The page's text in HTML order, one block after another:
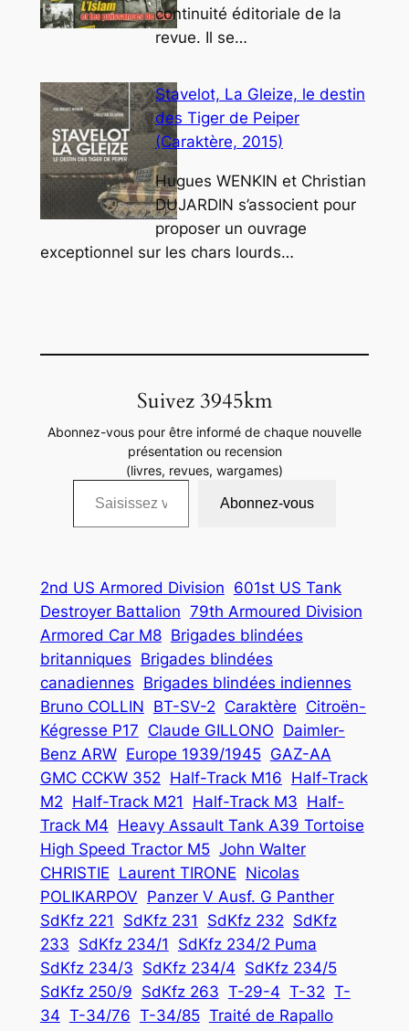
continuité éditoriale de la
revue. Il se…
Stavelot, La Gleize, le destin
des Tiger de Peiper
(Caraktère, 2015)
Hugues WENKIN et Christian
DUJARDIN s’associent pour
proposer un ouvrage
exceptionnel sur les chars lourds…
Suivez 3945km
Abonnez-vous pour être informé de chaque nouvelle
présentation ou recension
(livres, revues, wargames)
Saisissez votre adresse e-mail…
Abonnez-vous
2nd US Armored Division 601st US Tank
Destroyer Battalion 79th Armoured Division
Armored Car M8 Brigades blindées
britanniques Brigades blindées
canadiennes Brigades blindées indiennes
Bruno COLLIN BT-SV-2 Caraktère Citroën-
Kégresse P17 Claude GILLONO Daimler-
Benz ARW Europe 1939/1945 GAZ-AA
GMC CCKW 352 Half-Track M16 Half-Track
M2 Half-Track M21 Half-Track M3 Half-
Track M4 Heavy Assault Tank A39 Tortoise
High Speed Tractor M5 John Walter
CHRISTIE Laurent TIRONE Nicolas
POLIKARPOV Panzer V Ausf. G Panther
SdKfz 221
SdKfz 231 SdKfz 232 SdKfz
233 SdKfz 234/1
SdKfz 234/2 Puma
SdKfz 234/3 SdKfz 234/4 SdKfz 234/5
SdKfz 250/9 SdKfz 263 T-29-4 T-32 T-
34 T-34/76 T-34/85 Traité de Rapallo